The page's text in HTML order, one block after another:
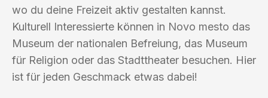
wo du deine Freizeit aktiv gestalten kannst.
Kulturell Interessierte können in Novo mesto das
Museum der nationalen Befreiung, das Museum
für Religion oder das Stadttheater besuchen. Hier
ist für jeden Geschmack etwas dabei!